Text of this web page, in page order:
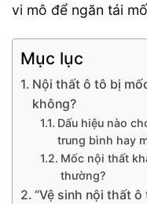
vi mô để ngăn tái
Mục lục
Nội thất ô tô bị
không?
Dấu hiệu nào
trung bình hay
Mốc nội thất
thường?
“Vệ sinh nội thất